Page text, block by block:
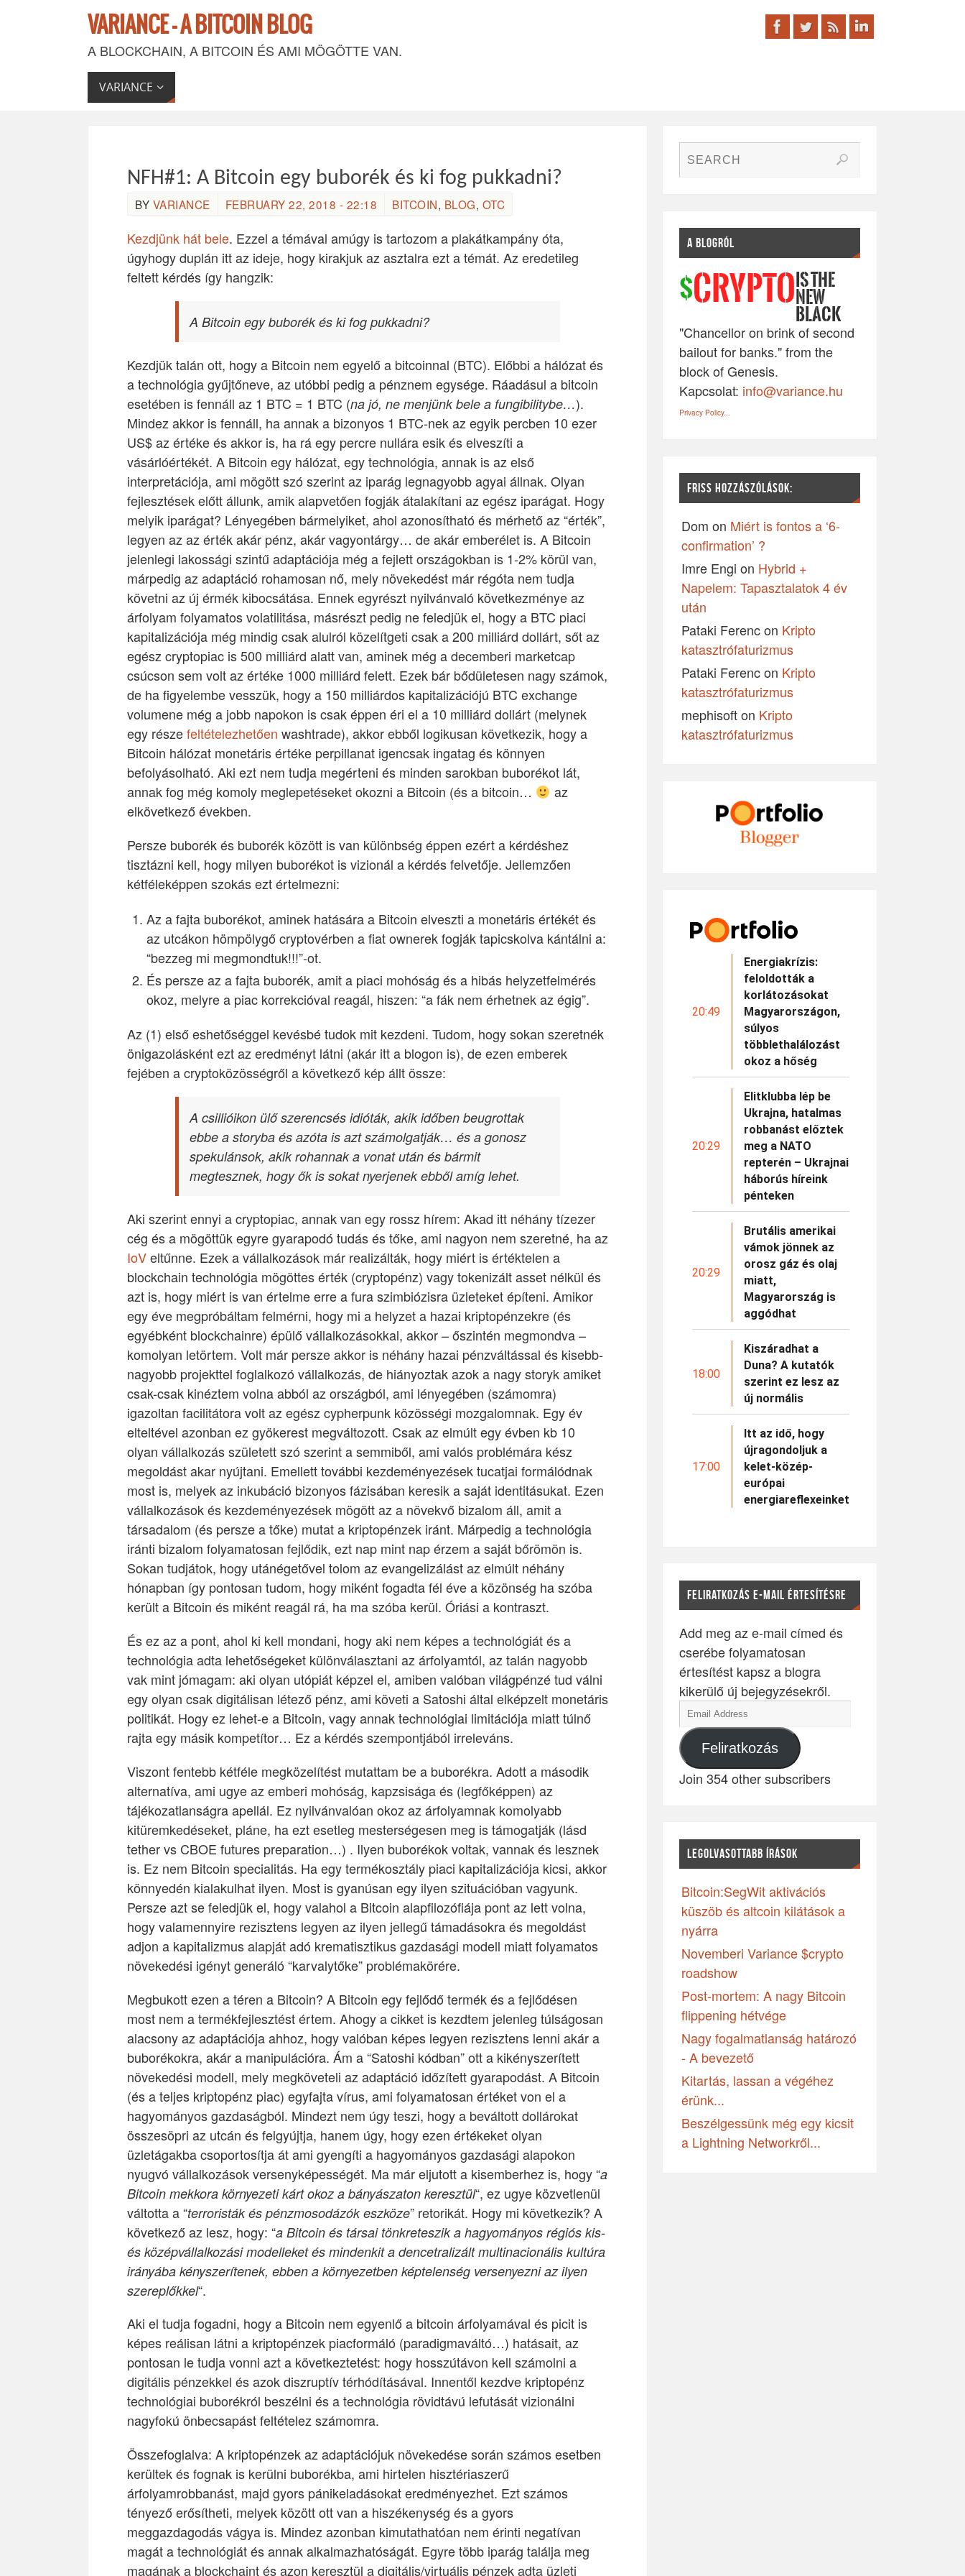
VARIANCE - A BITCOIN BLOG
A BLOCKCHAIN, A BITCOIN ÉS AMI MÖGÖTTE VAN.
VARIANCE
NFH#1: A Bitcoin egy buborék és ki fog pukkadni?
BY VARIANCE FEBRUARY 22, 2018 - 22:18 BITCOIN, BLOG, OTC
Kezdjünk hát bele. Ezzel a témával amúgy is tartozom a plakátkampány óta,
úgyhogy duplán itt az ideje, hogy kirakjuk az asztalra ezt a témát. Az eredetileg
feltett kérdés így hangzik:
A Bitcoin egy buborék és ki fog pukkadni?
Kezdjük talán ott, hogy a Bitcoin nem egyelő a bitcoinnal (BTC). Előbbi a hálózat és
a technológia gyűjtőneve, az utóbbi pedig a pénznem egysége. Ráadásul a bitcoin
esetében is fennáll az 1 BTC = 1 BTC (na jó, ne menjünk bele a fungibilitybe…).
Mindez akkor is fennáll, ha annak a bizonyos 1 BTC-nek az egyik percben 10 ezer
US$ az értéke és akkor is, ha rá egy percre nullára esik és elveszíti a
vásárlóértékét. A Bitcoin egy hálózat, egy technológia, annak is az első
interpretációja, ami mögött szó szerint az iparág legnagyobb agyai állnak. Olyan
fejlesztések előtt állunk, amik alapvetően fogják átalakítani az egész iparágat. Hogy
melyik iparágat? Lényegében bármelyiket, ahol azonosítható és mérhető az “érték”,
legyen az az érték akár pénz, akár vagyontárgy… de akár emberélet is. A Bitcoin
jelenlegi lakossági szintű adaptációja még a fejlett országokban is 1-2% körül van,
márpedig az adaptáció rohamosan nő, mely növekedést már régóta nem tudja
követni az új érmék kibocsátása. Ennek egyrészt nyilvánvaló következménye az
árfolyam folyamatos volatilitása, másrészt pedig ne feledjük el, hogy a BTC piaci
kapitalizációja még mindig csak alulról közelítgeti csak a 200 milliárd dollárt, sőt az
egész cryptopiac is 500 milliárd alatt van, aminek még a decemberi marketcap
csúcson sem volt az értéke 1000 milliárd felett. Ezek bár bődületesen nagy számok,
de ha figyelembe vesszük, hogy a 150 milliárdos kapitalizációjú BTC exchange
volumene még a jobb napokon is csak éppen éri el a 10 milliárd dollárt (melynek
egy részefeltételezhetően washtrade), akkor ebből logikusan következik, hogy a
Bitcoin hálózat monetáris értéke perpillanat igencsak ingatag és könnyen
befolyásolható. Aki ezt nem tudja megérteni és minden sarokban buborékot lát,
annak fog még komoly meglepetéseket okozni a Bitcoin (és a bitcoin…
az
elkövetkező években.
Persze buborék és buborék között is van különbség éppen ezért a kérdéshez
tisztázni kell, hogy milyen buborékot is vizionál a kérdés felvetője. Jellemzően
kétféleképpen szokás ezt értelmezni:
Az a fajta buborékot, aminek hatására a Bitcoin elveszti a monetáris értékét és
az utcákon hömpölygő cryptovérben a fiat ownerek fogják tapicskolva kántálni a:
“bezzeg mi megmondtuk!!!”-ot.
És persze az a fajta buborék, amit a piaci mohóság és a hibás helyzetfelmérés
okoz, melyre a piac korrekcióval reagál, hiszen: “a fák nem érhetnek az égig”.
Az (1) első eshetőséggel kevésbé tudok mit kezdeni. Tudom, hogy sokan szeretnék
önigazolásként ezt az eredményt látni (akár itt a blogon is), de ezen emberek
fejében a cryptoközösségről a következő kép állt össze:
A csillióikon ülő szerencsés idióták, akik időben beugrottak
ebbe a storyba és azóta is azt számolgatják… és a gonosz
spekulánsok, akik rohannak a vonat után és bármit
megtesznek, hogy ők is sokat nyerjenek ebből amíg lehet.
Aki szerint ennyi a cryptopiac, annak van egy rossz hírem: Akad itt néhány tízezer
cég és a mögöttük egyre gyarapodó tudás és tőke, ami nagyon nem szeretné, ha az
IoVeltűnne. Ezek a vállalkozások már realizálták, hogy miért is értéktelen a
blockchain technológia mögöttes érték (cryptopénz) vagy tokenizált asset nélkül és
azt is, hogy miért is van értelme erre a fura szimbiózisra üzleteket építeni. Amikor
egy éve megpróbáltam felmérni, hogy mi a helyzet a hazai kriptopénzekre (és
egyébként blockchainre) épülő vállalkozásokkal, akkor – őszintén megmondva –
komolyan letörtem. Volt már persze akkor is néhány hazai pénzváltással és kisebb-
nagyobb projekttel foglalkozó vállalkozás, de hiányoztak azok a nagy storyk amiket
csak-csak kinéztem volna abból az országból, ami lényegében (számomra)
igazoltan facilitátora volt az egész cypherpunk közösségi mozgalomnak. Egy év
elteltével azonban ez gyökerest megváltozott. Csak az elmúlt egy évben kb 10
olyan vállalkozás született szó szerint a semmiből, ami valós problémára kész
megoldást akar nyújtani. Emellett további kezdeményezések tucatjai formálódnak
most is, melyek az inkubáció bizonyos fázisában keresik a saját identitásukat. Ezen
vállalkozások és kezdeményezések mögött az a növekvő bizalom áll, amit a
társadalom (és persze a tőke) mutat a kriptopénzek iránt. Márpedig a technológia
iránti bizalom folyamatosan fejlődik, ezt nap mint nap érzem a saját bőrömön is.
Sokan tudjátok, hogy utánégetővel tolom az evangelizálást az elmúlt néhány
hónapban így pontosan tudom, hogy miként fogadta fél éve a közönség ha szóba
került a Bitcoin és miként reagál rá, ha ma szóba kerül. Óriási a kontraszt.
És ez az a pont, ahol ki kell mondani, hogy aki nem képes a technológiát és a
technológia adta lehetőségeket különválasztani az árfolyamtól, az talán nagyobb
vak mint jómagam: aki olyan utópiát képzel el, amiben valóban világpénzé tud válni
egy olyan csak digitálisan létező pénz, ami követi a Satoshi által elképzelt monetáris
politikát. Hogy ez lehet-e a Bitcoin, vagy annak technológiai limitációja miatt túlnő
rajta egy másik kompetítor… Ez a kérdés szempontjából irreleváns.
Viszont fentebb kétféle megközelítést mutattam be a buborékra. Adott a második
alternatíva, ami ugye az emberi mohóság, kapzsisága és (legfőképpen) az
tájékozatlanságra apellál. Ez nyilvánvalóan okoz az árfolyamnak komolyabb
kitüremkedéseket, pláne, ha ezt esetleg mesterségesen meg is támogatják (lásd
tether vs CBOE futures preparation…) . Ilyen buborékok voltak, vannak és lesznek
is. Ez nem Bitcoin specialitás. Ha egy termékosztály piaci kapitalizációja kicsi, akkor
könnyedén kialakulhat ilyen. Most is gyanúsan egy ilyen szituációban vagyunk.
Persze azt se feledjük el, hogy valahol a Bitcoin alapfilozófiája pont az lett volna,
hogy valamennyire rezisztens legyen az ilyen jellegű támadásokra és megoldást
adjon a kapitalizmus alapját adó krematisztikus gazdasági modell miatt folyamatos
növekedési igényt generáló “karvalytőke” problémakörére.
Megbukott ezen a téren a Bitcoin? A Bitcoin egy fejlődő termék és a fejlődésen
most nem a termékfejlesztést értem. Ahogy a cikket is kezdtem jelenleg túlságosan
alacsony az adaptációja ahhoz, hogy valóban képes legyen rezisztens lenni akár a
buborékokra, akár a manipulációra. Ám a “Satoshi kódban” ott a kikényszerített
növekedési modell, mely megköveteli az adaptáció időzített gyarapodást. A Bitcoin
(és a teljes kriptopénz piac) egyfajta vírus, ami folyamatosan értéket von el a
hagyományos gazdaságból. Mindezt nem úgy teszi, hogy a beváltott dollárokat
összesöpri az utcán és felgyújtja, hanem úgy, hogy ezen értékeket olyan
üzletágakba csoportosítja át ami gyengíti a hagyományos gazdasági alapokon
nyugvó vállalkozások versenyképességét. Ma már eljutott a kisemberhez is, hogy “a
Bitcoin mekkora környezeti kárt okoz a bányászaton keresztül“, ez ugye közvetlenül
váltotta a “terroristák és pénzmosodázók eszköze” retorikát. Hogy mi következik? A
következő az lesz, hogy: “a Bitcoin és társai tönkreteszik a hagyományos régiós kis-
és középvállalkozási modelleket és mindenkit a dencetralizált multinacionális kultúra
irányába kényszerítenek, ebben a környezetben képtelenség versenyezni az ilyen
szereplőkkel“.
Aki el tudja fogadni, hogy a Bitcoin nem egyenlő a bitcoin árfolyamával és picit is
képes reálisan látni a kriptopénzek piacformáló (paradigmaváltó…) hatásait, az
pontosan le tudja vonni azt a következtetést: hogy hosszútávon kell számolni a
digitális pénzekkel és azok diszruptív térhódításával. Innentől kezdve kriptopénz
technológiai buborékról beszélni és a technológia rövidtávú lefutását vizionálni
nagyfokú önbecsapást feltételez számomra.
Összefoglalva: A kriptopénzek az adaptációjuk növekedése során számos esetben
kerültek és fognak is kerülni buborékba, ami hirtelen hisztériaszerű
árfolyamrobbanást, majd gyors pánikeladásokat eredményezhet. Ezt számos
tényező erősítheti, melyek között ott van a hiszékenység és a gyors
meggazdagodás vágya is. Mindez azonban kimutathatóan nem érinti negatívan
magát a technológiát és annak alkalmazhatóságát. Egyre több iparág találja meg
magának a blockchaint és azon keresztül a digitális/virtuális pénzek adta üzleti
A BLOGRÓL
$CRYPTO IS THE
NEW
BLACK
"Chancellor on brink of second
bailout for banks." from the
block of Genesis.
Kapcsolat: info@variance.hu
Privacy Policy...
FRISS HOZZÁSZÓLÁSOK:
Dom on Miért is fontos a ‘6-
confirmation’ ?
Imre Engi on Hybrid +
Napelem: Tapasztalatok 4 év
után
Pataki Ferencon Kripto
katasztrófaturizmus
Pataki Ferencon Kripto
katasztrófaturizmus
mephisofton Kripto
katasztrófaturizmus
20:49
Energiakrízis:
feloldották a
korlátozásokat
Magyarországon,
súlyos
többlethalálozást
okoz a hőség
20:29
Elitklubba lép be
Ukrajna, hatalmas
robbanást előztek
meg a NATO
repterén – Ukrajnai
háborús híreink
pénteken
20:29
Brutális amerikai
vámok jönnek az
orosz gáz és olaj
miatt,
Magyarország is
aggódhat
18:00
Kiszáradhat a
Duna? A kutatók
szerint ez lesz az
új normális
17:00
Itt az idő, hogy
újragondoljuk a
kelet-közép-
európai
energiareflexeinket
FELIRATKOZÁS E-MAIL ÉRTESÍTÉSRE
Add meg az e-mail címed és
cserébe folyamatosan
értesítést kapsz a blogra
kikerülő új bejegyzésekről.
Feliratkozás
Join 354 other subscribers
LEGOLVASOTTABB ÍRÁSOK
Bitcoin:SegWit aktivációs
küszöb és altcoin kilátások a
nyárra
Novemberi Variance $crypto
roadshow
Post-mortem: A nagy Bitcoin
flippening hétvége
Nagy fogalmatlanság határozó
- A bevezető
Kitartás, lassan a végéhez
érünk...
Beszélgessünk még egy kicsit
a Lightning Networkről...